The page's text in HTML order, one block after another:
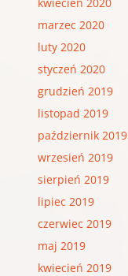
marzec 2020
luty 2020
styczeń 2020
grudzień 2019
listopad 2019
październik 2019
wrzesień 2019
sierpień 2019
lipiec 2019
czerwiec 2019
maj 2019
kwiecień 2019